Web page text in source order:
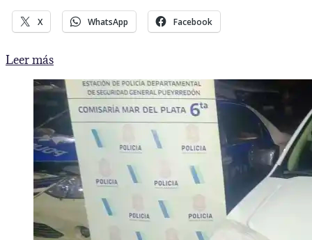
X WhatsApp Facebook
Leer másSiniestro
vial
terminó
a
piñas
con
la
policía:
motociclista
no
tenía
seguro